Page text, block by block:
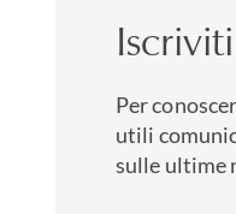
Per
utili
sulle ultime